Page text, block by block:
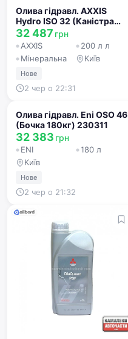
Олива гідравл. AXXIS
Hydro ISO 32 (Каністра
200л) AX-2076
32 487 грн
AXXIS
200 л л
Мінеральна
Київ
Нове
2 чер о 22:31
Олива гідравл. Eni OSO 46
(Бочка 180кг) 230311
32 383 грн
ENI
180 л
Київ
Нове
2 чер о 21:32